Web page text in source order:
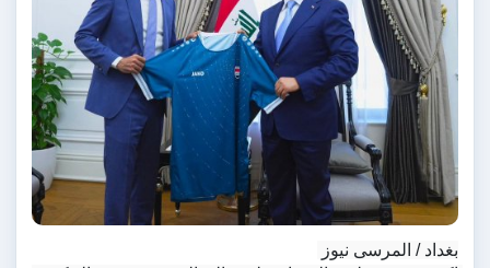
بغداد / المرسى نيوز